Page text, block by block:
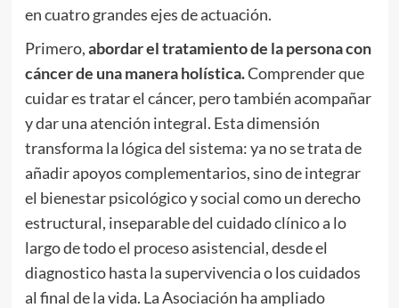
en cuatro grandes ejes de actuación.
Primero,abordar el tratamiento de la persona con
cáncer de una manera holística.Comprender que
cuidar es tratar el cáncer, pero también acompañar
y dar una atención integral. Esta dimensión
transforma la lógica del sistema: ya no se trata de
añadir apoyos complementarios, sino de integrar
el bienestar psicológico y social como un derecho
estructural, inseparable del cuidado clínico a lo
largo de todo el proceso asistencial, desde el
diagnostico hasta la supervivencia o los cuidados
al final de la vida. La Asociación ha ampliado